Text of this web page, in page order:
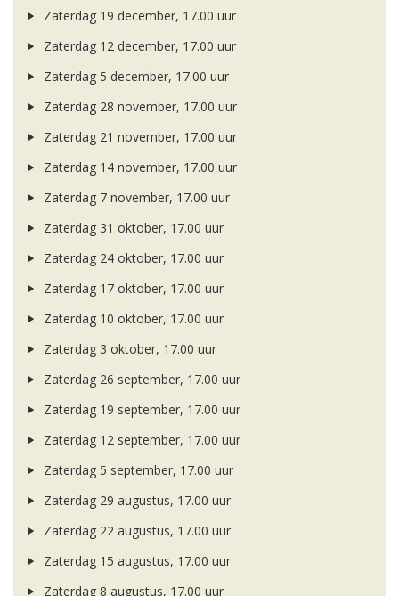
Zaterdag 19 december, 17.00 uur
Zaterdag 12 december, 17.00 uur
Zaterdag 5 december, 17.00 uur
Zaterdag 28 november, 17.00 uur
Zaterdag 21 november, 17.00 uur
Zaterdag 14 november, 17.00 uur
Zaterdag 7 november, 17.00 uur
Zaterdag 31 oktober, 17.00 uur
Zaterdag 24 oktober, 17.00 uur
Zaterdag 17 oktober, 17.00 uur
Zaterdag 10 oktober, 17.00 uur
Zaterdag 3 oktober, 17.00 uur
Zaterdag 26 september, 17.00 uur
Zaterdag 19 september, 17.00 uur
Zaterdag 12 september, 17.00 uur
Zaterdag 5 september, 17.00 uur
Zaterdag 29 augustus, 17.00 uur
Zaterdag 22 augustus, 17.00 uur
Zaterdag 15 augustus, 17.00 uur
Zaterdag 8 augustus, 17.00 uur